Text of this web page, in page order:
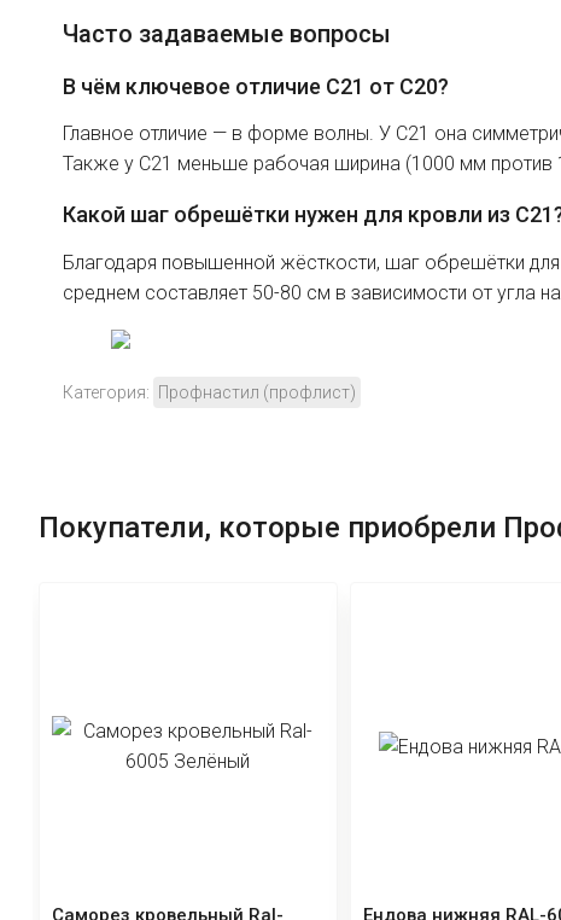
Часто задаваемые вопросы
В чём ключевое отличие C21 от C20?
Главное отличие — в форме волны. У C21 она
Также у C21 меньше рабочая ширина (1000 мм против
Какой шаг обрешётки нужен для кровли из
Благодаря повышенной жёсткости, шаг обрешётки
среднем составляет 50-80 см в зависимости от угла
Категория: Профнастил (профлист)
Покупатели, которые приобрели
Ендова верхняя фигурная Конек фигурный RAL-